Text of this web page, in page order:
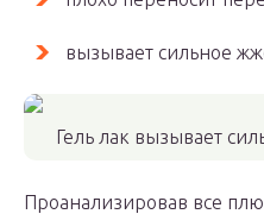
вызывает сильное
Гель лак вызывает
Проанализировав все